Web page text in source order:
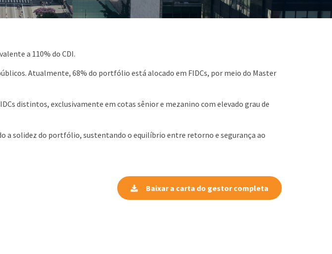
a 110% do CDI.
Atualmente, 68% do portfólio está alocado em FIDCs, por meio do Master
distintos, exclusivamente em cotas sênior e mezanino com elevado grau de
a solidez do portfólio, sustentando o equilíbrio entre retorno e segurança ao
Baixar a carta do gestor completa